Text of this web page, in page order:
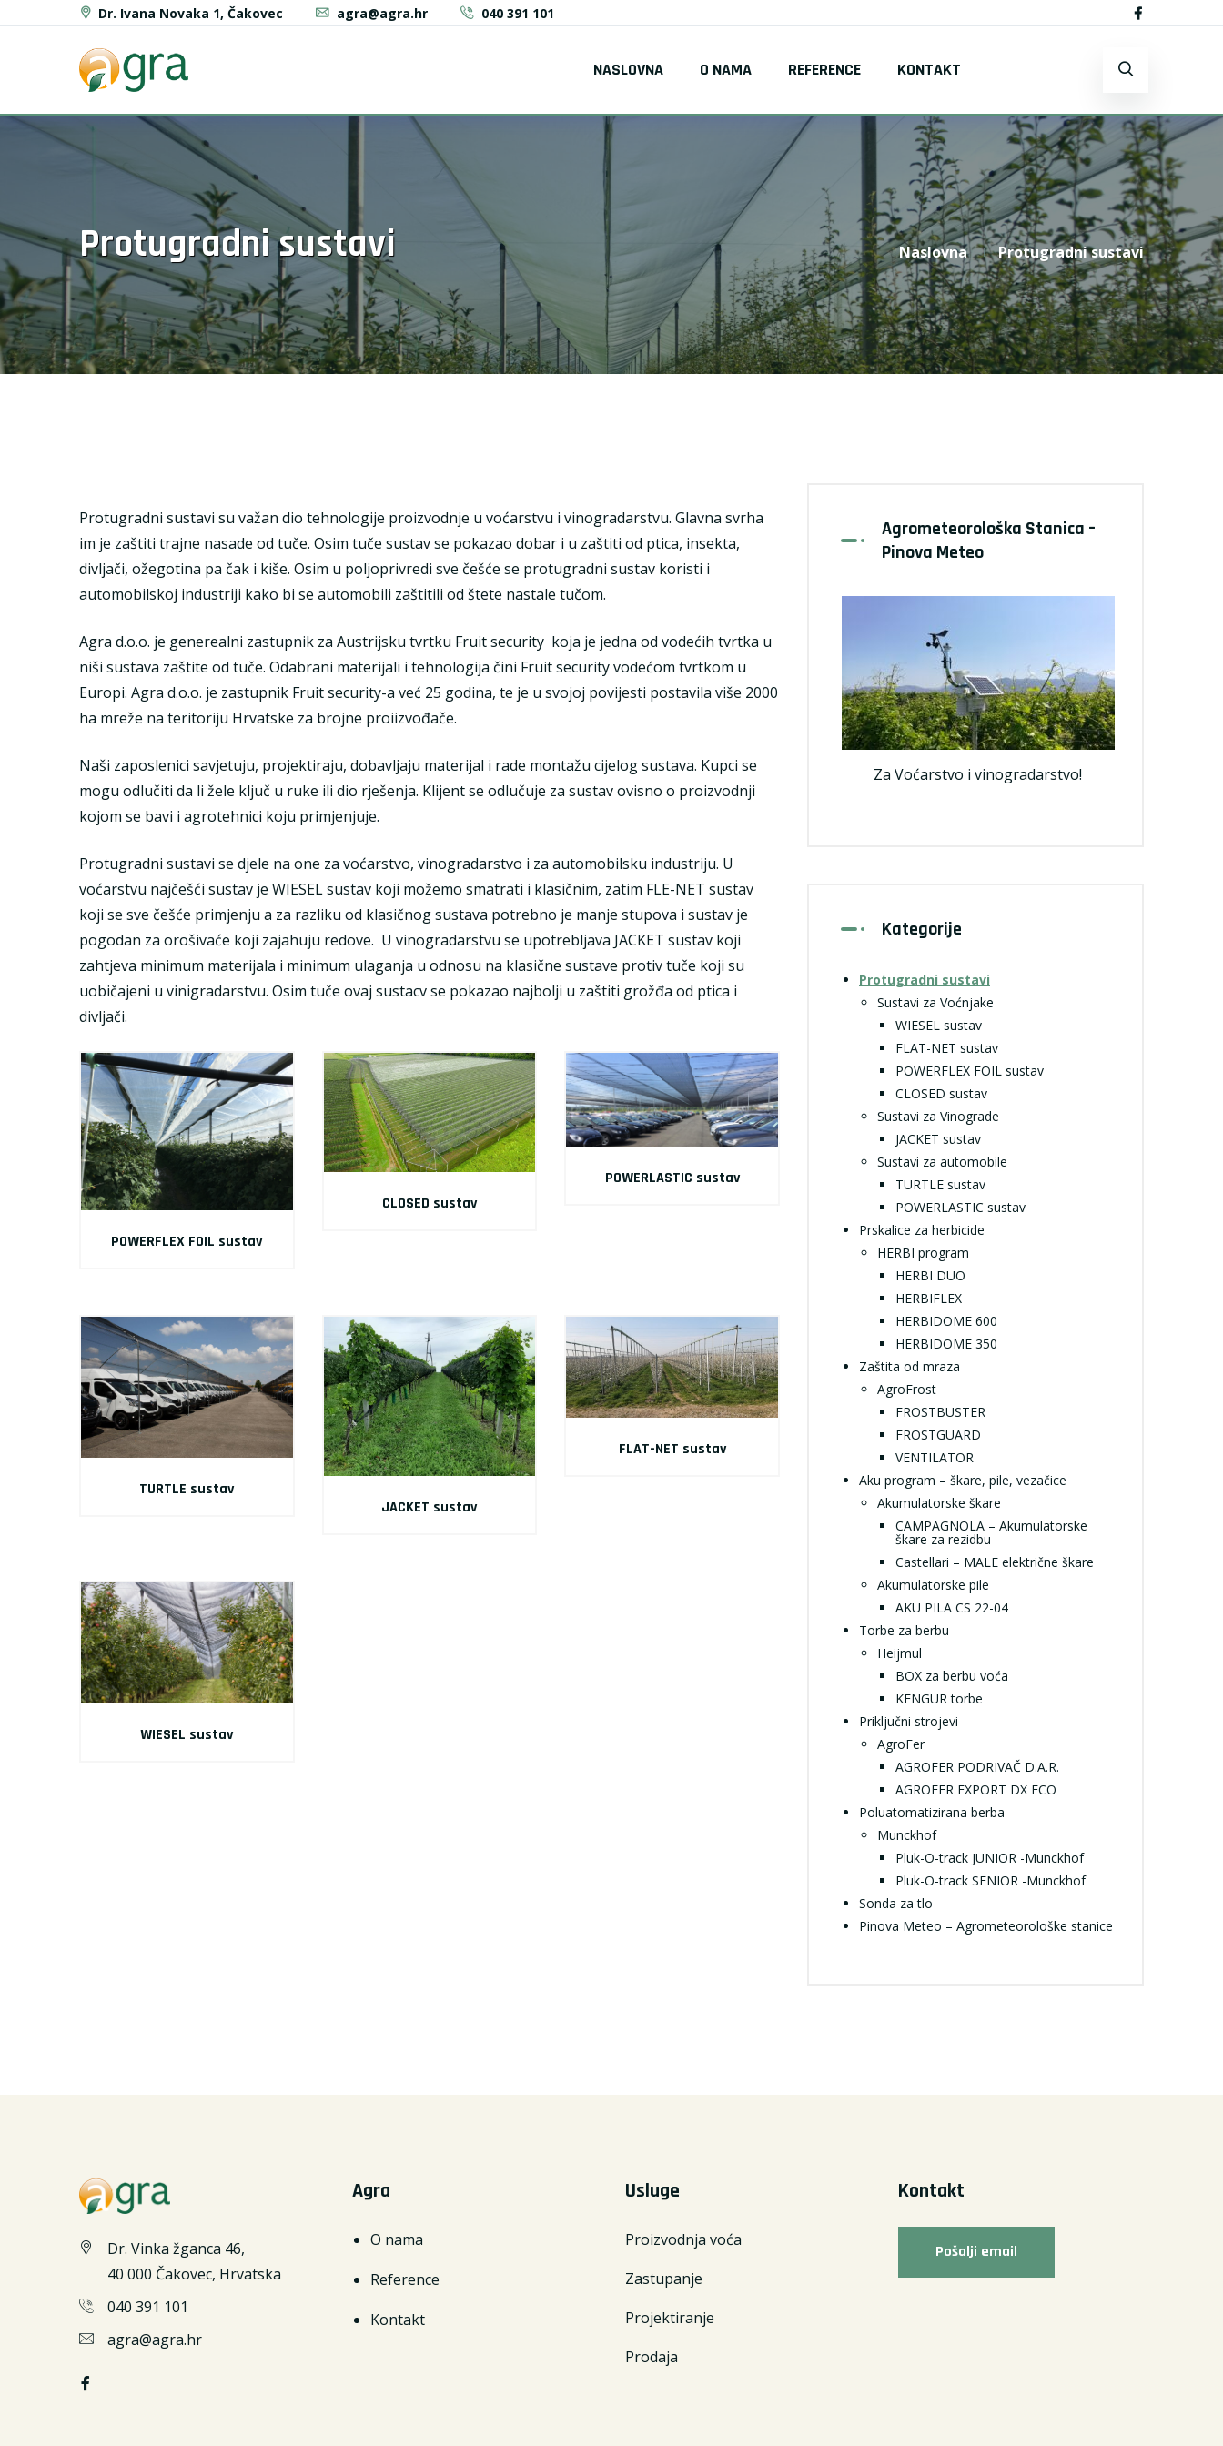
Dr. Ivana Novaka 1, Čakovec agra@agra.hr 040 391 101
NASLOVNA O NAMA REFERENCE KONTAKT
Protugradni sustavi Naslovna Protugradni sustavi
Protugradni sustavi su važan dio tehnologije proizvodnje u voćarstvu i vinogradarstvu. Glavna svrha
im je zaštiti trajne nasade od tuče. Osim tuče sustav se pokazao dobar i u zaštiti od ptica, insekta,
divljači, ožegotina pa čak i kiše. Osim u poljoprivredi sve češće se protugradni sustav koristi i
automobilskoj industriji kako bi se automobili zaštitili od štete nastale tučom.
Agra d.o.o. je generealni zastupnik za Austrijsku tvrtku Fruit security koja je jedna od vodećih tvrtka u
niši sustava zaštite od tuče. Odabrani materijali i tehnologija čini Fruit security vodećom tvrtkom u
Europi. Agra d.o.o. je zastupnik Fruit security-a već 25 godina, te je u svojoj povijesti postavila više 2000
ha mreže na teritoriju Hrvatske za brojne proiizvođače.
Naši zaposlenici savjetuju, projektiraju, dobavljaju materijal i rade montažu cijelog sustava. Kupci se
mogu odlučiti da li žele ključ u ruke ili dio rješenja. Klijent se odlučuje za sustav ovisno o proizvodnji
kojom se bavi i agrotehnici koju primjenjuje.
Protugradni sustavi se djele na one za voćarstvo, vinogradarstvo i za automobilsku industriju. U
voćarstvu najčešći sustav je WIESEL sustav koji možemo smatrati i klasičnim, zatim FLE-NET sustav
koji se sve češće primjenju a za razliku od klasičnog sustava potrebno je manje stupova i sustav je
pogodan za orošivaće koji zajahuju redove. U vinogradarstvu se upotrebljava JACKET sustav koji
zahtjeva minimum materijala i minimum ulaganja u odnosu na klasične sustave protiv tuče koji su
uobičajeni u vinigradarstvu. Osim tuče ovaj sustacv se pokazao najbolji u zaštiti grožđa od ptica i
divljači.
POWERFLEX FOIL sustav
CLOSED sustav
POWERLASTIC sustav
TURTLE sustav
JACKET sustav
FLAT-NET sustav
WIESEL sustav
Agrometeorološka Stanica –
Pinova Meteo
Za Voćarstvo i vinogradarstvo!
Kategorije
Protugradni sustavi
Sustavi za Voćnjake
WIESEL sustav
FLAT-NET sustav
POWERFLEX FOIL sustav
CLOSED sustav
Sustavi za Vinograde
JACKET sustav
Sustavi za automobile
TURTLE sustav
POWERLASTIC sustav
Prskalice za herbicide
HERBI program
HERBI DUO
HERBIFLEX
HERBIDOME 600
HERBIDOME 350
Zaštita od mraza
AgroFrost
FROSTBUSTER
FROSTGUARD
VENTILATOR
Aku program – škare, pile, vezačice
Akumulatorske škare
CAMPAGNOLA – Akumulatorske
škare za rezidbu
Castellari – MALE električne škare
Akumulatorske pile
AKU PILA CS 22-04
Torbe za berbu
Heijmul
BOX za berbu voća
KENGUR torbe
Priključni strojevi
AgroFer
AGROFER PODRIVAČ D.A.R.
AGROFER EXPORT DX ECO
Poluatomatizirana berba
Munckhof
Pluk-O-track JUNIOR -Munckhof
Pluk-O-track SENIOR -Munckhof
Sonda za tlo
Pinova Meteo – Agrometeorološke stanice
Dr. Vinka žganca 46,
40 000 Čakovec, Hrvatska
040 391 101
agra@agra.hr
Agra
O nama
Reference
Kontakt
Usluge
Proizvodnja voća
Zastupanje
Projektiranje
Prodaja
Kontakt
Pošalji email